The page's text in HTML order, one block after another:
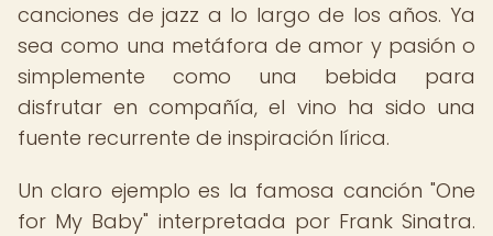
canciones de jazz a lo largo de los años. Ya
sea como una metáfora de amor y pasión o
simplemente como una bebida para
disfrutar en compañía, el vino ha sido una
fuente recurrente de inspiración lírica.
Un claro ejemplo es la famosa canción "One
for My Baby" interpretada por Frank Sinatra.